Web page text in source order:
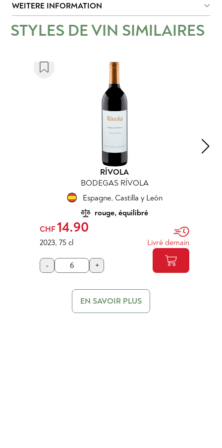
WEITERE INFORMATION
STYLES DE VIN SIMILAIRES
RÍVOLA
BODEGAS RÍVOLA
Espagne, Castilla y León
rouge, équilibré
CHF 14.90
2023, 75 cl Livré demain
- +
EN SAVOIR PLUS